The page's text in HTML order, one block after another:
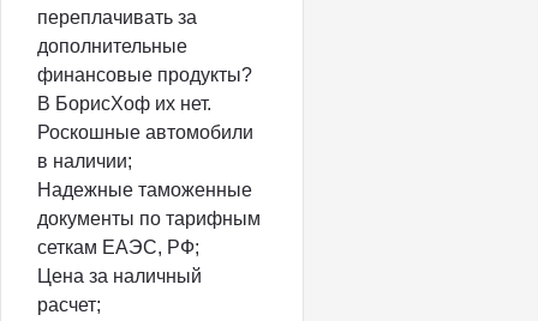
переплачивать за
дополнительные
финансовые продукты?
В БорисХоф их нет.
Роскошные автомобили
в наличии;
Надежные таможенные
документы по тарифным
сеткам ЕАЭС, РФ;
Цена за наличный
расчет;